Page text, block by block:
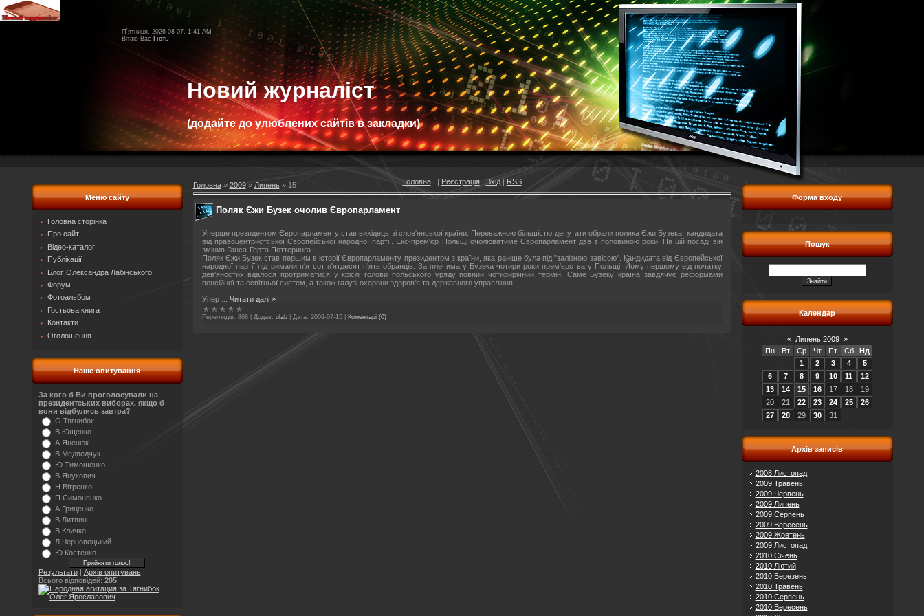
П`ятниця, 2026-08-07, 1:41 AM
Вітаю Вас Гість
Новий журналіст
(додайте до улюблених сайтів в закладки)
Головна| | Реєстрація| Вхід| RSS
Меню сайту
Головна сторінка
Про сайт
Відео-каталог
Публікації
Блоґ Олександра Лабінського
Форум
Фотоальбом
Гостьова книга
Контакти
Оголошення
Наше опитування
За кого б Ви проголосували на
президентських виборах, якщо б
вони відбулись завтра?
О.Тягнибок
В.Ющенко
А.Яценюк
В.Медведчук
Ю.Тимошенко
В.Янукович
Н.Вітренко
П.Симоненко
А.Гриценко
В.Литвин
В.Кличко
Л.Черновецький
Ю.Костенко
Результати| Архів опитувань
Всього відповідей: 205
Головна» 2009 » Липень » 15
Поляк Єжи Бузек очолив Європарламент
Уперше президентом Європарламенту став вихідець зі слов'янської країни. Переважною більшістю депутати обрали поляка Єжи Бузека, кандидата
від правоцентристської Європейської народної партії. Екс-прем'єр Польщі очолюватиме Європарламент два з половиною роки. На цій посаді він
змінив Ганса-Герта Поттеринга.
Поляк Єжи Бузек став першим в історії Європарламенту президентом з країни, яка раніше була під "залізною завісою". Кандидата від Європейської
народної партії підтримали п'ятсот п'ятдесят п'ять обранців. За плечима у Бузека чотири роки прем'єрства у Польщі. Йому першому від початку
дев'яностих вдалося протриматися у кріслі голови польського уряду повний чотирирічний термін. Саме Бузеку країна завдячує реформами
пенсійної та освітньої систем, а також галузі охорони здоров'я та державного управління.
Упер
Читати далі »
Переглядів: 868 Додав: olab Дата: 2009-07-15 Коментарі (0)
Форма входу
Пошук
Календар
« Липень 2009 »
Пн
Вт Ср Чт Пт Сб
Нд
1
2 3 4
5
6
7 8 9 10 11
12
13
14 15 16 17 18
19
20
21 22 23 24 25
26
27
28 29 30 31
Архів записів
2008 Листопад
2009 Травень
2009 Червень
2009 Липень
2009 Серпень
2009 Вересень
2009 Жовтень
2009 Листопад
2010 Січень
2010 Лютий
2010 Березень
2010 Травень
2010 Серпень
2010 Вересень